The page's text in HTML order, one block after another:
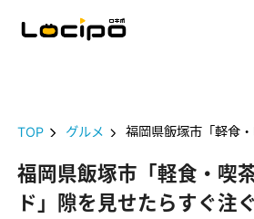
TOP グルメ 福岡県飯塚市「軽食・喫茶 レディバード」隙を見せたらすぐ注ぐ！
福岡県飯塚市「軽食・喫
ド」隙を見せたらすぐ注